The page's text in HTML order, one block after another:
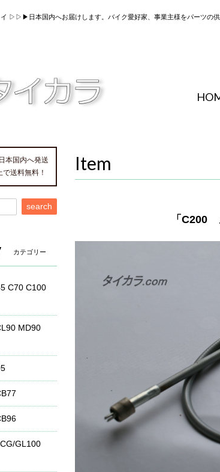
▷▷▶日本国内へお届けします。バイク愛好家、事業主様をパーツの供
Item
「C200
国内へ発送
送料無料！
search
カテゴリー
C70 C100
MD90
GL100